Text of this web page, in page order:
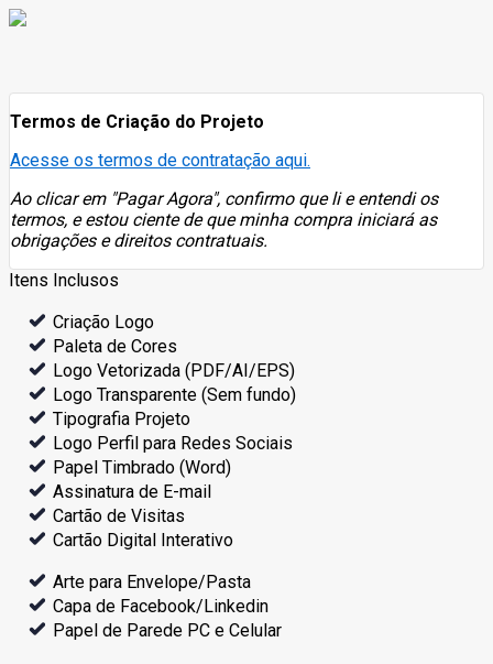
Termos de Criação do Projeto
Acesse os termos de contratação aqui.
Ao clicar em "Pagar Agora", confirmo que li e entendi os
termos, e estou ciente de que minha compra iniciará as
obrigações e direitos contratuais.
Itens Inclusos
Criação Logo
Paleta de Cores
Logo Vetorizada (PDF/AI/EPS)
Logo Transparente (Sem fundo)
Tipografia Projeto
Logo Perfil para Redes Sociais
Papel Timbrado (Word)
Assinatura de E-mail
Cartão de Visitas
Cartão Digital Interativo
Arte para Envelope/Pasta
Capa de Facebook/Linkedin
Papel de Parede PC e Celular